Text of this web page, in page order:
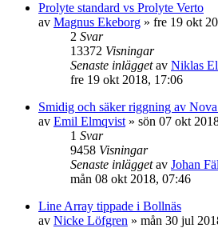
Prolyte standard vs Prolyte Verto
av Magnus Ekeborg » fre 19 okt
2 Svar
13372 Visningar
Senaste inläggetav Niklas
fre 19 okt 2018, 17:06
Smidig och säker riggning av
av Emil Elmqvist » sön 07 okt
1 Svar
9458 Visningar
Senaste inläggetav Johan
mån 08 okt 2018, 07:46
Line Array tippade i Bollnäs
av Nicke Löfgren » mån 30 jul